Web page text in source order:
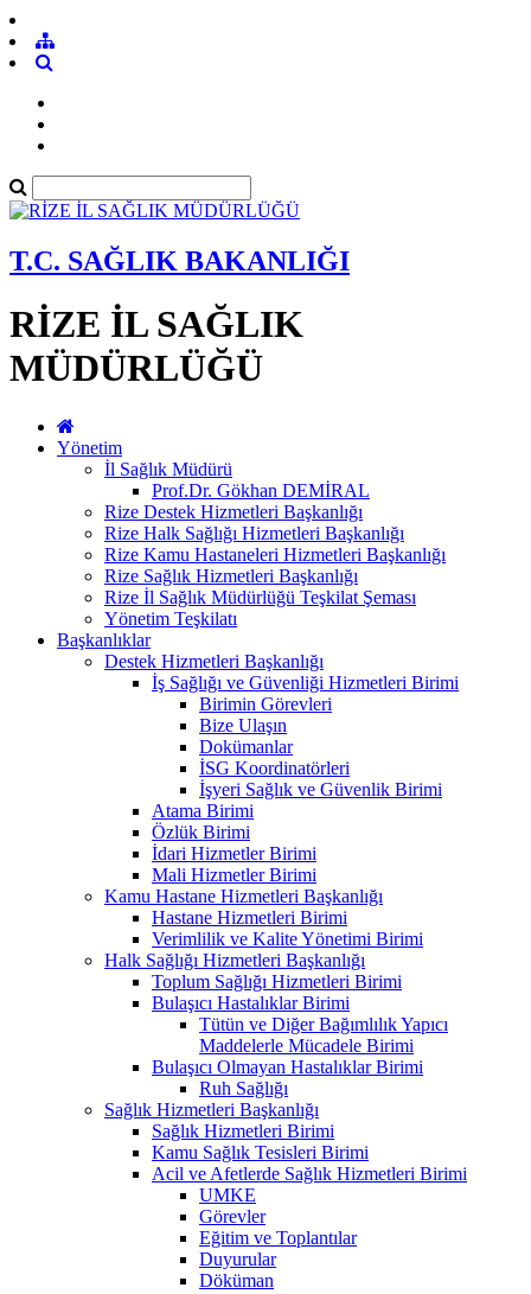
T.C. SAĞLIK BAKANLIĞI
RİZE İL SAĞLIK
MÜDÜRLÜĞÜ
Yönetim
İl Sağlık Müdürü
Prof.Dr. Gökhan DEMİRAL
Rize Destek Hizmetleri Başkanlığı
Rize Halk Sağlığı Hizmetleri Başkanlığı
Rize Kamu Hastaneleri Hizmetleri Başkanlığı
Rize Sağlık Hizmetleri Başkanlığı
Rize İl Sağlık Müdürlüğü Teşkilat Şeması
Yönetim Teşkilatı
Başkanlıklar
Destek Hizmetleri Başkanlığı
İş Sağlığı ve Güvenliği Hizmetleri Birimi
Birimin Görevleri
Bize Ulaşın
Dokümanlar
İSG Koordinatörleri
İşyeri Sağlık ve Güvenlik Birimi
Atama Birimi
Özlük Birimi
İdari Hizmetler Birimi
Mali Hizmetler Birimi
Kamu Hastane Hizmetleri Başkanlığı
Hastane Hizmetleri Birimi
Verimlilik ve Kalite Yönetimi Birimi
Halk Sağlığı Hizmetleri Başkanlığı
Toplum Sağlığı Hizmetleri Birimi
Bulaşıcı Hastalıklar Birimi
Tütün ve Diğer Bağımlılık Yapıcı
Maddelerle Mücadele Birimi
Bulaşıcı Olmayan Hastalıklar Birimi
Ruh Sağlığı
Sağlık Hizmetleri Başkanlığı
Sağlık Hizmetleri Birimi
Kamu Sağlık Tesisleri Birimi
Acil ve Afetlerde Sağlık Hizmetleri Birimi
UMKE
Görevler
Eğitim ve Toplantılar
Duyurular
Döküman